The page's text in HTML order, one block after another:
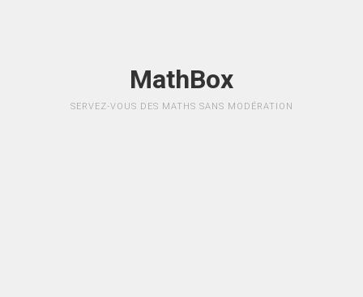
MathBox
SERVEZ-VOUS DES MATHS SANS MODÉRATION